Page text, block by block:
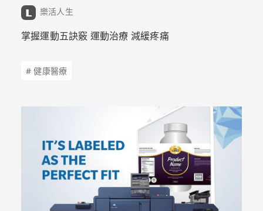
樂活人生
掌握運動五訣竅 運動治療 減緩疼痛
# 健康醫療